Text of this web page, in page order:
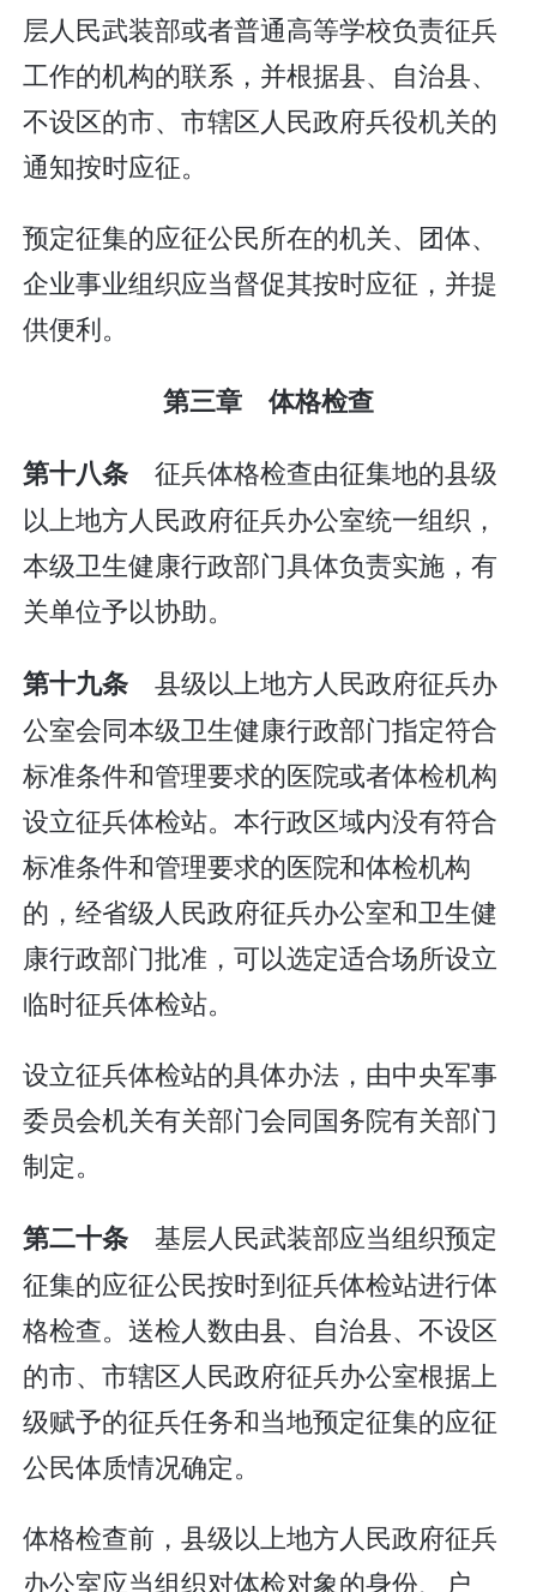
层人民武装部或者普通高等学校负责征兵
工作的机构的联系，并根据县、自治县、
不设区的市、市辖区人民政府兵役机关的
通知按时应征。
预定征集的应征公民所在的机关、团体、
企业事业组织应当督促其按时应征，并提
供便利。
第三章 体格检查
第十八条 征兵体格检查由征集地的县级
以上地方人民政府征兵办公室统一组织，
本级卫生健康行政部门具体负责实施，有
关单位予以协助。
第十九条 县级以上地方人民政府征兵办
公室会同本级卫生健康行政部门指定符合
标准条件和管理要求的医院或者体检机构
设立征兵体检站。本行政区域内没有符合
标准条件和管理要求的医院和体检机构
的，经省级人民政府征兵办公室和卫生健
康行政部门批准，可以选定适合场所设立
临时征兵体检站。
设立征兵体检站的具体办法，由中央军事
委员会机关有关部门会同国务院有关部门
制定。
第二十条 基层人民武装部应当组织预定
征集的应征公民按时到征兵体检站进行体
格检查。送检人数由县、自治县、不设区
的市、市辖区人民政府征兵办公室根据上
级赋予的征兵任务和当地预定征集的应征
公民体质情况确定。
体格检查前，县级以上地方人民政府征兵
办公室应当组织对体检对象的身份、户